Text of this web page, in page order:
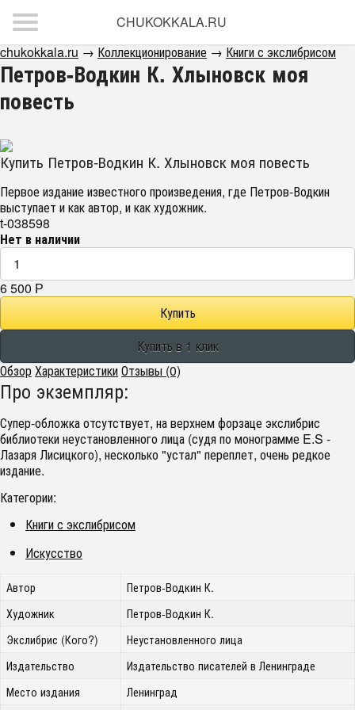
CHUKOKKALA.RU
chukokkala.ru → Коллекционирование → Книги с экслибрисом
Петров-Водкин К. Хлыновск моя
повесть
Купить Петров-Водкин К. Хлыновск моя повесть
Первое издание известного произведения, где Петров-Водкин
выступает и как автор, и как художник.
t-038598
Нет в наличии
6 500 Р
ОбзорХарактеристикиОтзывы (0)
Про экземпляр:
Супер-обложка отсутствует, на верхнем форзаце экслибрис
библиотеки неустановленного лица (судя по монограмме E.S -
Лазаря Лисицкого), несколько "устал" переплет, очень редкое
издание.
Категории:
Книги с экслибрисом
Искусство
Автор
Петров-Водкин К.
Художник
Петров-Водкин К.
Экслибрис (Кого?)
Неустановленного лица
Издательство
Издательство писателей в Ленинграде
Место издания
Ленинград